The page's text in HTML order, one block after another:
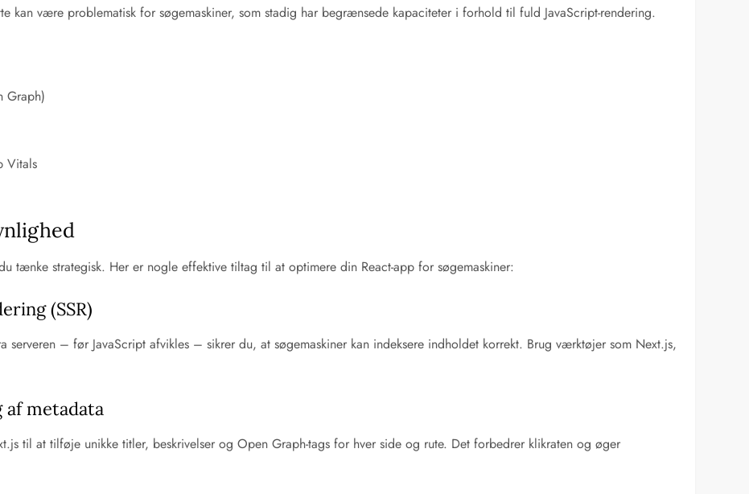
kan være problematisk for søgemaskiner, som stadig har begrænsede kapaciteter i forhold til fuld JavaScript-rendering.
Graph)
Vitals
tænke strategisk. Her er nogle effektive tiltag til at optimere din React-app for søgemaskiner:
(SSR)
serveren – før JavaScript afvikles – sikrer du, at søgemaskiner kan indeksere indholdet korrekt. Brug værktøjer som Next.js,
metadata
til at tilføje unikke titler, beskrivelser og Open Graph-tags for hver side og rute. Det forbedrer klikraten og øger